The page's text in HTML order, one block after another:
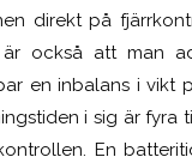
direkt på
också att man
en inbalans i vikt
i sig är fyra
En